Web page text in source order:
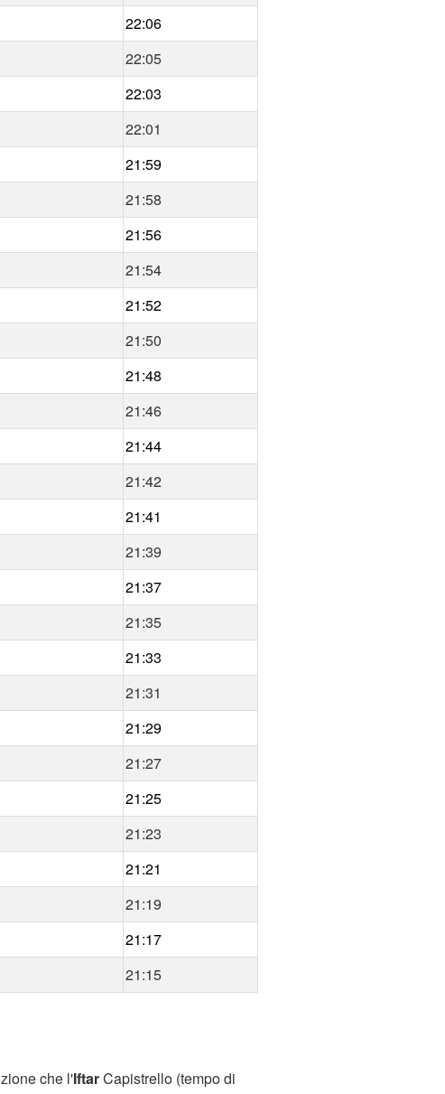
22:06
22:05
22:03
22:01
21:59
21:58
21:56
21:54
21:52
21:50
21:48
21:46
21:44
21:42
21:41
21:39
21:37
21:35
21:33
21:31
21:29
21:27
21:25
21:23
21:21
21:19
21:17
21:15
che l'IftarCapistrello (tempo di